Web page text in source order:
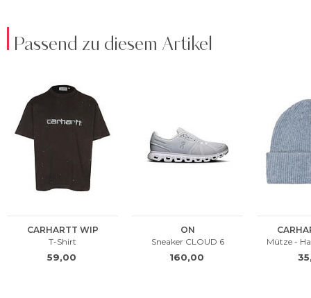
Passend zu diesem Artikel